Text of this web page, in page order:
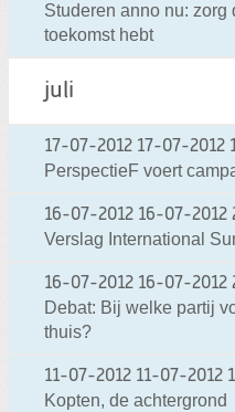
Studeren anno nu: zorg
toekomst hebt
juli
17-07-2012 17-07-2012
PerspectieF voert
16-07-2012 16-07-2012
Verslag International
16-07-2012 16-07-2012
Debat: Bij welke partij
thuis?
11-07-2012 11-07-2012
Kopten, de achtergrond